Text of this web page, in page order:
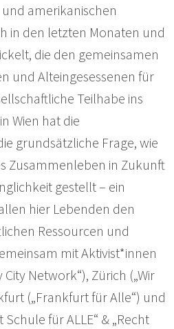
amerikanischen
in den letzten Monaten und
die den gemeinsamen
und Alteingesessenen für
Teilhabe ins
Wien hat die
grundsätzliche Frage, wie
Zusammenleben in Zukunft
gestellt – ein
hier Lebenden den
Ressourcen und
mit Aktivist*innen
Network“), Zürich („Wir
(„Frankfurt für Alle“) und
Schule für ALLE“ & „Recht